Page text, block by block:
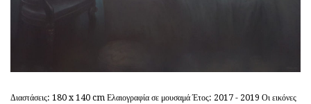
Διαστάσεις: 180 x 140 cm Ελαιογραφία σε μουσαμά Έτος: 2017 - 2019 Οι εικόνες